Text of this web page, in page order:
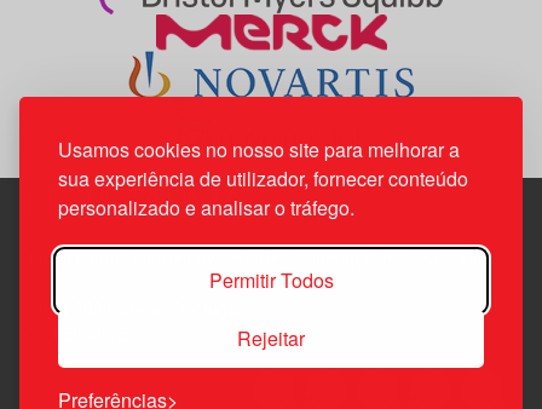
Usamos cookies no nosso site para melhorar a
sua experiência de utilizador, fornecer conteúdo
personalizado e analisar o tráfego.
Permitir Todos
Rejeitar
Preferências
Edif. Lisboa Oriente | Av. Infante D. Henrique, n.º 333H, esc.
1800-282 Lisboa | Portugal